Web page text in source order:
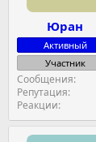
Юран
Активный
Участник
Сообщения
Репутация
Реакции